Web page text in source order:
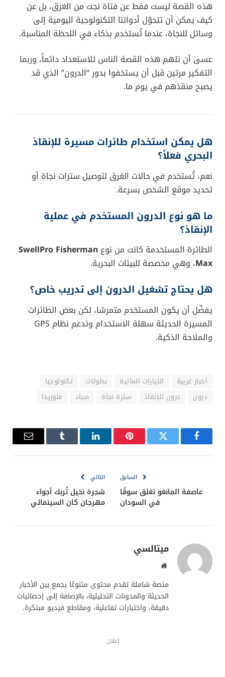
هذه القصة ليست فقط عن فتاة نجت من الغرق، بل عن
كيف يمكن أن تتحوّل أدواتنا التكنولوجية اليومية إلى
وسائل للنجاة، عندما تُستخدم بذكاء في اللحظة المناسبة.
عسى أن تلهم هذه القصة الناس للاستعداد دائماً، وربما
التفكير مرتين قبل أن يستخفوا بدور “الدرون” الذي قد
يصبح منقذهم في يوم ما.
هل يمكن استخدام طائرات مسيرة للإنقاذ
البحري فعلاً؟
نعم، تُستخدم في حالات الغرق لتوصيل سترات نجاة أو
تحديد موقع الشخص بسرعة.
ما هو نوع الدرون المستخدم في عملية
الإنقاذ؟
الطائرة المستخدمة كانت من نوع SwellPro Fisherman
Max، وهي مخصصة للبيئات البحرية.
هل يحتاج تشغيل الدرون إلى تدريب خاص؟
يفضّل أن يكون المستخدم متمرسًا، لكن بعض الطائرات
المسيرة الحديثة سهلة الاستخدام وتدعم نظام GPS
والملاحة الذكية.
أخبار غريبة التيارات المائية بطولات
تكنولوجيا
درون
درون للإنقاذ سترة نجاة صياد فلوريدا
فيسبوك تويتر بينتيريستلينكدإن Tumblr
البريد
السابق
عاصفة المانغو تغلق سوقًا
في السودان
التالي
شجرة نخيل تُربك أجواء
مهرجان كان السينمائي
ميتالسي
موقع
منصة شاملة تقدم محتوى متنوعًا يجمع بين الأخبار
الحديثة والمدونات التحليلية، بالإضافة إلى إحصائيات
دقيقة، واختبارات تفاعلية، ومقاطع فيديو مبتكرة.
إعلان